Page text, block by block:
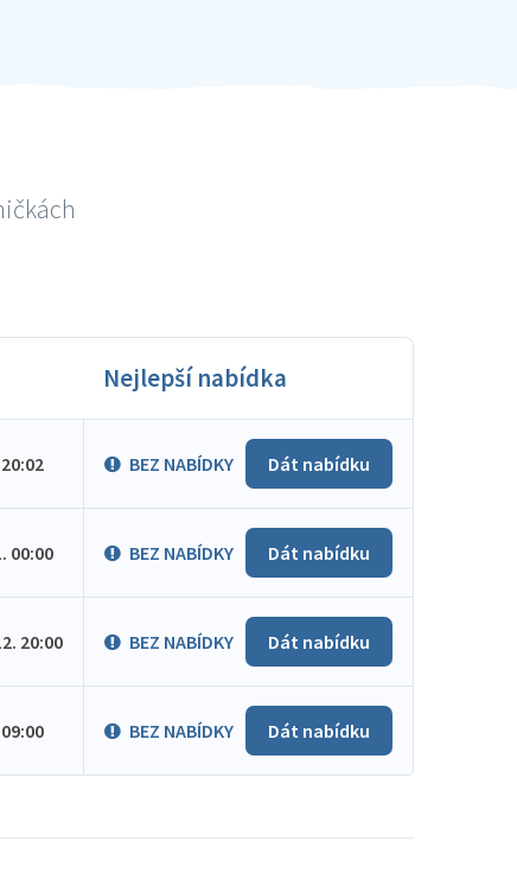
Nejlepší nabídka
BEZ NABÍDKY Dát nabídku
00:00 BEZ NABÍDKY Dát nabídku
20:00 BEZ NABÍDKY Dát nabídku
BEZ NABÍDKY Dát nabídku